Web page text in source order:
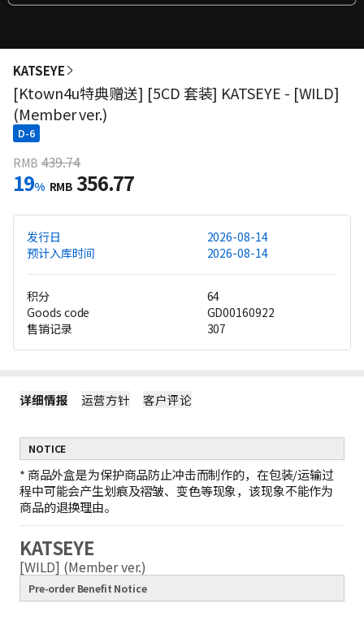
KATSEYE
[Ktown4u特典赠送] [5CD 套装] KATSEYE - [WILD]
(Member ver.)
D-6
RMB 439.74
19% RMB 356.77
发行日
2026-08-14
预计入库时间
2026-08-14
积分
64
Goods code
GD00160922
售销记录
307
详细情报 运营方针 客户评论
NOTICE
* 商品外盒是为保护商品防止冲击而制作的，在包装/运输过
程中可能会产生划痕及褶皱、变色等现象，该现象不能作为
商品的退换理由。
KATSEYE
[WILD] (Member ver.)
Pre-order Benefit Notice